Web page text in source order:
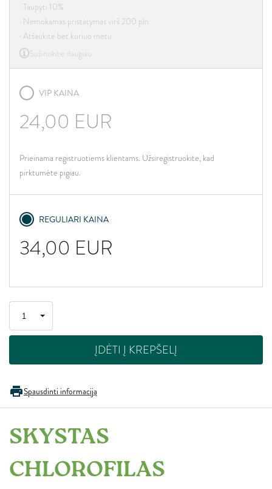
· Taupyti 10%
· Nemokamas pristatymas virš 200 pln
· Atšaukite bet kuriuo metu
Sužinokite daugiau
VIP KAINA
24,00 EUR
Prieinama registruotiems klientams. Užsiregistruokite, kad
pirktumėte pigiau.
REGULIARI KAINA
34,00 EUR
ĮDĖTI Į KREPŠELĮ
Spausdinti informaciją
SKYSTAS
CHLOROFILAS